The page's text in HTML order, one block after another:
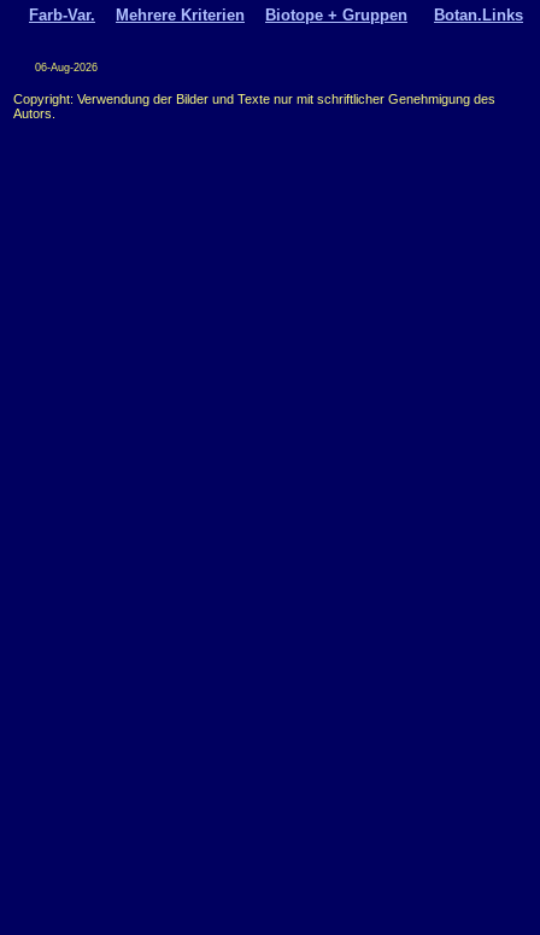
Farb-Var. Mehrere Kriterien Biotope + Gruppen Botan.Links
06-Aug-2026
Copyright: Verwendung der Bilder und Texte nur mit schriftlicher Genehmigung des
Autors.